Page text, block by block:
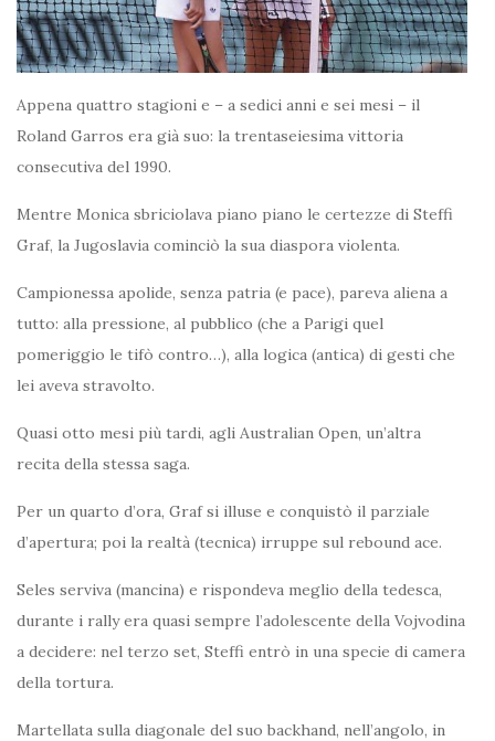
Appena quattro stagioni e – a sedici anni e sei mesi – il
Roland Garros era già suo: la trentaseiesima vittoria
consecutiva del 1990.
Mentre Monica sbriciolava piano piano le certezze di Steffi
Graf, la Jugoslavia cominciò la sua diaspora violenta.
Campionessa apolide, senza patria (e pace), pareva aliena a
tutto: alla pressione, al pubblico (che a Parigi quel
pomeriggio le tifò contro…), alla logica (antica) di gesti che
lei aveva stravolto.
Quasi otto mesi più tardi, agli Australian Open, un’altra
recita della stessa saga.
Per un quarto d’ora, Graf si illuse e conquistò il parziale
d’apertura; poi la realtà (tecnica) irruppe sul rebound ace.
Seles serviva (mancina) e rispondeva meglio della tedesca,
durante i rally era quasi sempre l’adolescente della Vojvodina
a decidere: nel terzo set, Steffi entrò in una specie di camera
della tortura.
Martellata sulla diagonale del suo backhand, nell’angolo, in